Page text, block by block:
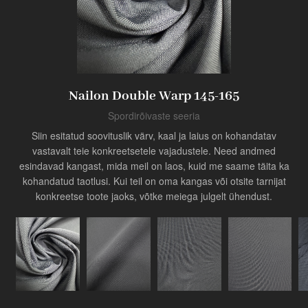
Tööstuse uuendaja
Nailon Double Warp 145-165
Spordirõivaste seeria
Siin esitatud soovituslik värv, kaal ja laius on kohandatav
vastavalt teie konkreetsetele vajadustele. Need andmed
esindavad kangast, mida meil on laos, kuid me saame täita ka
kohandatud taotlusi. Kui teil on oma kangas või otsite tarnijat
konkreetse toote jaoks, võtke meiega julgelt ühendust.